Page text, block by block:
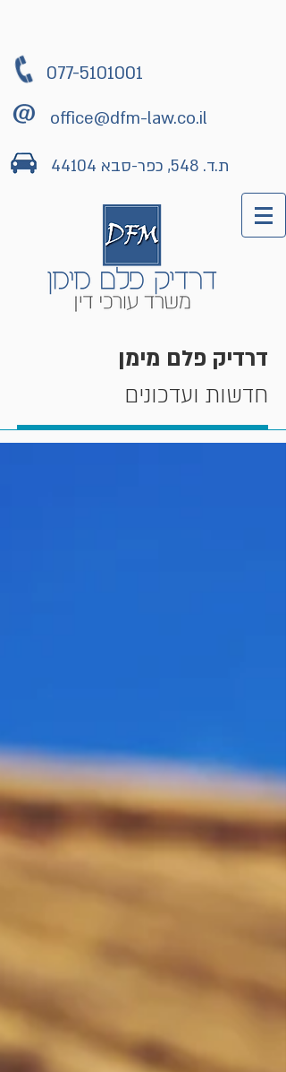
077-5101001
office@dfm-law.co.il
ת.ד. 548, כפר-סבא 44104
דרדיק פלם מימן
חדשות ועדכונים